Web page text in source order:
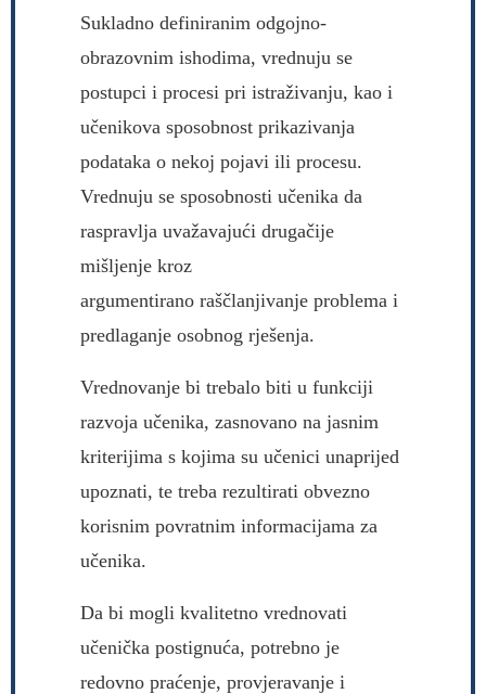
Sukladno definiranim odgojno-
obrazovnim ishodima, vrednuju se
postupci i procesi pri istraživanju, kao i
učenikova sposobnost prikazivanja
podataka o nekoj pojavi ili procesu.
Vrednuju se sposobnosti učenika da
raspravlja uvažavajući drugačije
mišljenje kroz
argumentirano raščlanjivanje problema i
predlaganje osobnog rješenja.
Vrednovanje bi trebalo biti u funkciji
razvoja učenika, zasnovano na jasnim
kriterijima s kojima su učenici unaprijed
upoznati, te treba rezultirati obvezno
korisnim povratnim informacijama za
učenika.
Da bi mogli kvalitetno vrednovati
učenička postignuća, potrebno je
redovno praćenje, provjeravanje i